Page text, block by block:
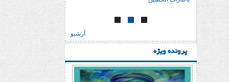
آرشیو
پرونده ویژه